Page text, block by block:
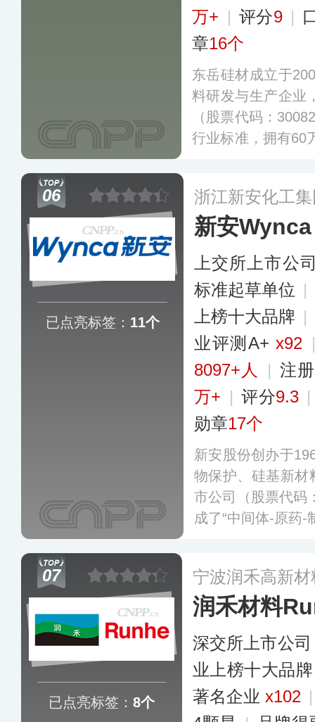
万+ | 评分9 |
章16个
东岳硅材成立于
料研发与生产企业
（股票代码：
行业标准，拥有60
东等30多个国家和
06
已点亮标签： 11个
浙江新安化工
新安Wynca
上交所上市公
标准起草单位 |
上榜十大品牌 |
业评测A+ x92
8097+人
| 注
万+ | 评分9.3
勋章17个
新安股份创办于
物保护、硅基新材
市公司（股票代码
成了“中间体-原药-
07
已点亮标签： 8个
宁波润禾高新
润禾材料
深交所上市公司
业上榜十大品牌
著名企业 x102